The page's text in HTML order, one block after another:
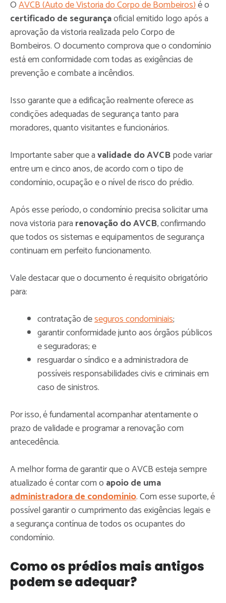
OAVCB (Auto de Vistoria do Corpo de Bombeiros)é o
certificado de segurançaoficial emitido logo após a
aprovação da vistoria realizada pelo Corpo de
Bombeiros. O documento comprova que o condomínio
está em conformidade com todas as exigências de
prevenção e combate a incêndios.
Isso garante que a edificação realmente oferece as
condições adequadas de segurança tanto para
moradores, quanto visitantes e funcionários.
Importante saber que avalidade do AVCBpode variar
entre um e cinco anos, de acordo com o tipo de
condomínio, ocupação e o nível de risco do prédio.
Após esse período, o condomínio precisa solicitar uma
nova vistoria para renovação do AVCB, confirmando
que todos os sistemas e equipamentos de segurança
continuam em perfeito funcionamento.
Vale destacar que o documento é requisito obrigatório
para:
contratação deseguros condominiais;
garantir conformidade junto aos órgãos públicos
e seguradoras; e
resguardar o síndico e a administradora de
possíveis responsabilidades civis e criminais em
caso de sinistros.
Por isso, é fundamental acompanhar atentamente o
prazo de validade e programar a renovação com
antecedência.
A melhor forma de garantir que o AVCB esteja sempre
atualizado é contar com o apoio de uma
administradora de condomínio. Com esse suporte, é
possível garantir o cumprimento das exigências legais e
a segurança contínua de todos os ocupantes do
condomínio.
Como os prédios mais antigos
podem se adequar?